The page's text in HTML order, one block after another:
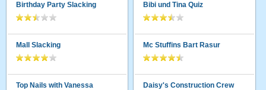
Birthday Party Slacking
Mall Slacking
Top Nails with Vanessa
Bibi und Tina Quiz
Mc Stuffins Bart Rasur
Daisy's Construction Crew